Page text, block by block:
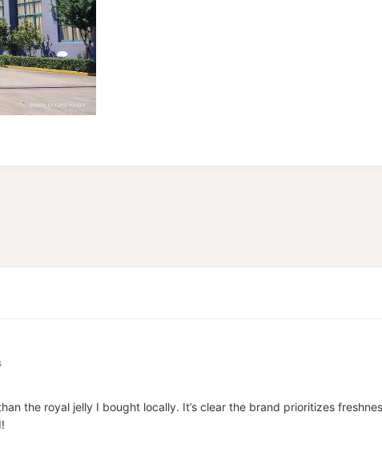
the royal jelly I bought locally. It’s clear the brand prioritizes